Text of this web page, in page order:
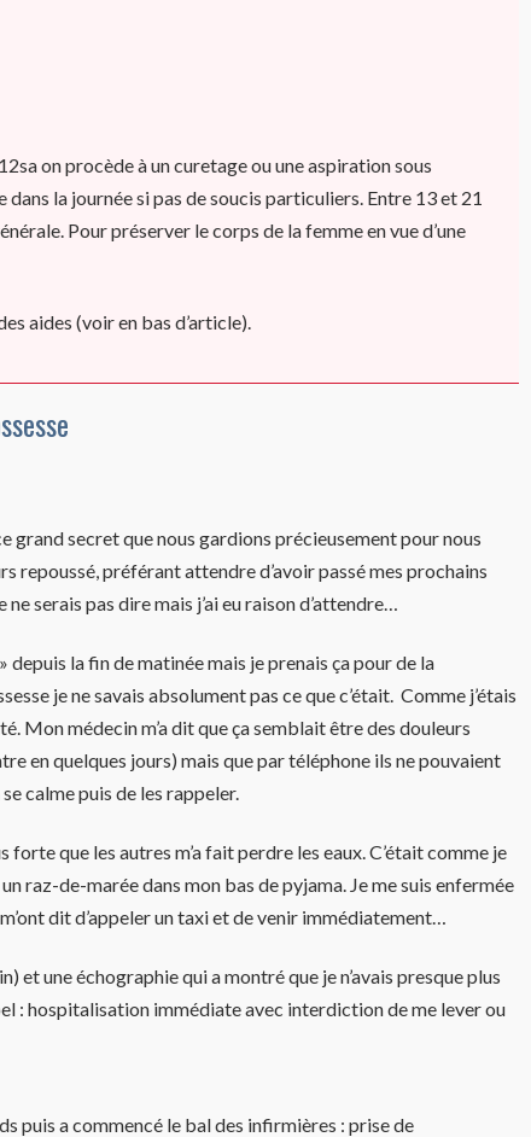
on procède à un curetage ou une aspiration sous
la journée si pas de soucis particuliers. Entre 13 et 21
Pour préserver le corps de la femme en vue d’une
aides (voir en bas d’article).
grand secret que nous gardions précieusement pour nous
repoussé, préférant attendre d’avoir passé mes prochains
serais pas dire mais j’ai eu raison d’attendre…
depuis la fin de matinée mais je prenais ça pour de la
je ne savais absolument pas ce que c’était. Comme j’étais
Mon médecin m’a dit que ça semblait être des douleurs
en quelques jours) mais que par téléphone ils ne pouvaient
calme puis de les rappeler.
que les autres m’a fait perdre les eaux. C’était comme je
raz-de-marée dans mon bas de pyjama. Je me suis enfermée
dit d’appeler un taxi et de venir immédiatement…
et une échographie qui a montré que je n’avais presque plus
: hospitalisation immédiate avec interdiction de me lever ou
puis a commencé le bal des infirmières : prise de